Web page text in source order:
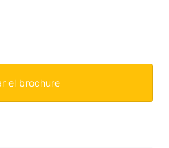
el brochure